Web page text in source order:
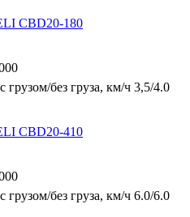
CBD20-180
грузом/без груза, км/ч 3,5/4.0
CBD20-410
грузом/без груза, км/ч 6.0/6.0